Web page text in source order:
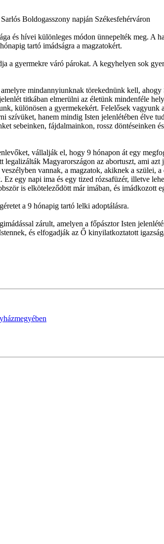
Boldogasszony napján Székesfehérváron
és hívei különleges módon ünnepelték meg. A
tartó imádságra a magzatokért.
a gyermekre váró párokat. A kegyhelyen sok
mindannyiunknak törekednünk kell,
titkában elmerülni az életünk mindenféle
különösen a gyermekekért. Felelősek
szívüket, hanem mindig Isten jelenlétében élve
sebeinken, fájdalmainkon, rossz döntéseinken
vállalják el, hogy 9 hónapon át egy
Magyarországon az abortuszt, ami
vannak, a magzatok, akiknek a szülei,
egy napi ima és egy tized rózsafüzér, illetve
is elköteleződött már imában, és imádkozott
a 9 hónapig tartó lelki adoptálásra.
zárult, amelyen a főpásztor Isten
és elfogadják az Ő kinyilatkoztatott